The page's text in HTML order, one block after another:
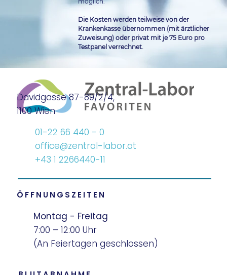
Die Kosten werden teilweise von der
Krankenkasse übernommen (mit ärztlicher
Zuweisung) oder privat mit je 75 Euro pro
Testpanel verrechnet.
ÖFFNUNGSZEITEN
Montag - Freitag
7:00 – 12:00 Uhr
(An Feiertagen geschlossen)
Davidgasse 87-89/2/4,
1100 Wien
01-22 66 440 - 0
office@zentral-labor.at
+43 1 2266440-11